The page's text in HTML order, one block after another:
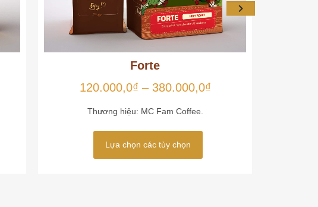
Forte
120.000,0₫ – 380.000,0₫
Thương hiệu: MC Fam Coffee.
Lựa chọn các tùy chọn